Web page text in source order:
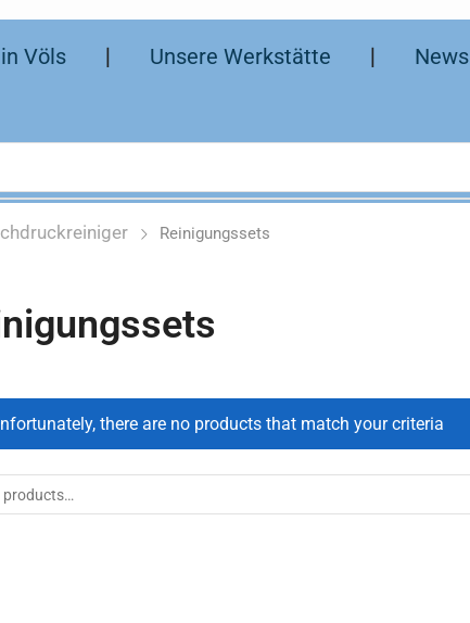
Völs ❘ Unsere Werkstätte ❘ News
Reinigungssets
there are no products that match your criteria